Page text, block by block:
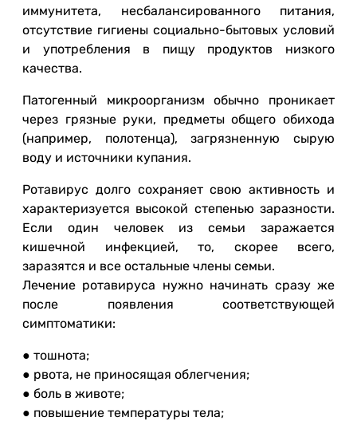
иммунитета, несбалансированного питания,
отсутствие гигиены социально-бытовых условий
и употребления в пищу продуктов низкого
качества.
Патогенный микроорганизм обычно проникает
через грязные руки, предметы общего обихода
(например, полотенца), загрязненную сырую
воду и источники купания.
Ротавирус долго сохраняет свою активность и
характеризуется высокой степенью заразности.
Если один человек из семьи заражается
кишечной инфекцией, то, скорее всего,
заразятся и все остальные члены семьи.
Лечение ротавируса нужно начинать сразу же
после появления соответствующей
симптоматики:
● тошнота;
● рвота, не приносящая облегчения;
● боль в животе;
● повышение температуры тела;